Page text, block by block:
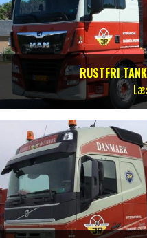
RUSTFRI